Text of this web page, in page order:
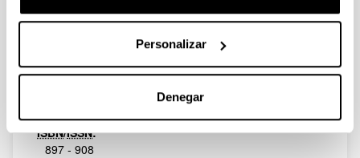
Personalizar
Denegar
Cuartil:
78
Página de inicio - Página de fin:
ISBN/ISSN:
897 - 908